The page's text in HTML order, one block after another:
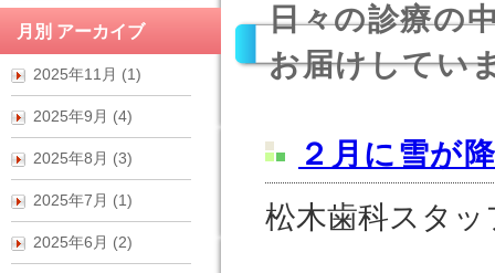
日々の診療の
お届けしてい
２月に雪が
松木歯科スタッ
月別 アーカイブ
2025年11月 (1)
2025年9月 (4)
2025年8月 (3)
2025年7月 (1)
2025年6月 (2)